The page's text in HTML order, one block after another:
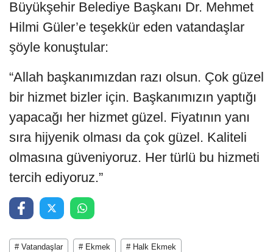
Büyükşehir Belediye Başkanı Dr. Mehmet
Hilmi Güler’e teşekkür eden vatandaşlar
şöyle konuştular:
“Allah başkanımızdan razı olsun. Çok güzel
bir hizmet bizler için. Başkanımızın yaptığı
yapacağı her hizmet güzel. Fiyatının yanı
sıra hijyenik olması da çok güzel. Kaliteli
olmasına güveniyoruz. Her türlü bu hizmeti
tercih ediyoruz.”
# Vatandaşlar # Ekmek # Halk Ekmek